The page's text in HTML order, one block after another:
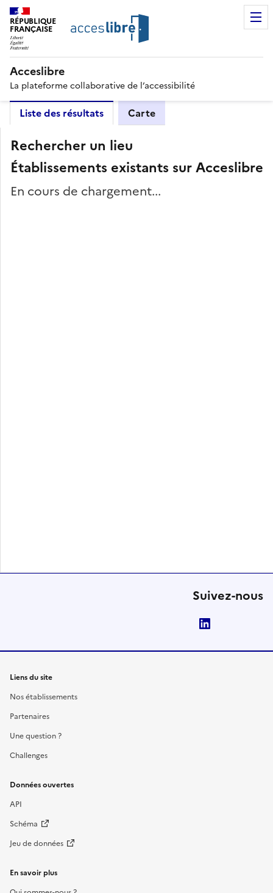
RÉPUBLIQUE
FRANÇAISE
Acceslibre
La plateforme collaborative de l’accessibilité
Liste des résultats Carte
Rechercher un lieu
Établissements existants sur Acceslibre
En cours de chargement...
Suivez-nous
Liens du site
Nos établissements
Partenaires
Une question ?
Challenges
Données ouvertes
API
Schéma
Jeu de données
En savoir plus